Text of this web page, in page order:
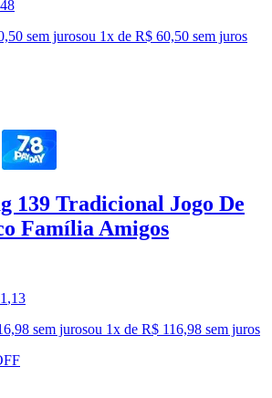
48
sem jurosou 1x de R$ 60,50 sem juros
139 Tradicional Jogo De
Família Amigos
,13
sem jurosou 1x de R$ 116,98 sem juros